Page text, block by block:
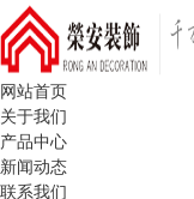
网站首页
关于我们
产品中心
新闻动态
联系我们